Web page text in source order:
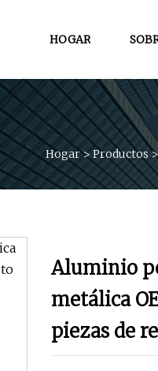
HOGAR
Hogar> Productos>
Aluminio
metálica
piezas de